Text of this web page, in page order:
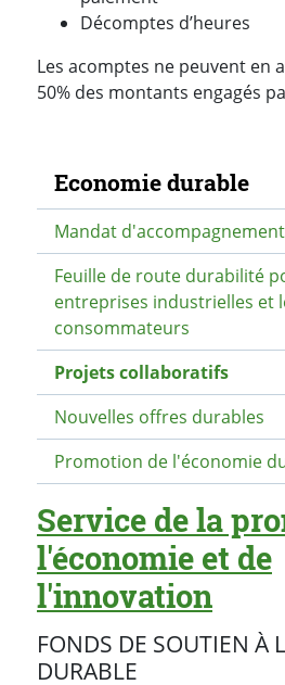
Décomptes d’heures
Les acomptes ne peuvent en
50% des montants engagés
Navigation
Economie durable
Mandat d'accompagnement
Feuille de route durabilité
entreprises industrielles et
consommateurs
Projets collaboratifs
Nouvelles offres durables
Promotion de l'économie
Service de la
l'économie et de
l'innovation
FONDS DE SOUTIEN À
DURABLE